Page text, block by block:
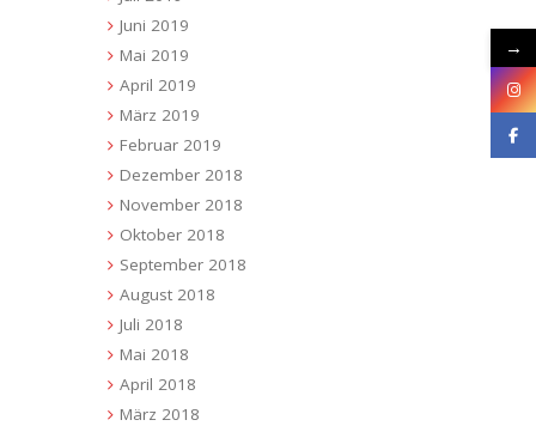
Juni 2019
Mai 2019
April 2019
März 2019
Februar 2019
Dezember 2018
November 2018
Oktober 2018
September 2018
August 2018
Juli 2018
Mai 2018
April 2018
März 2018
→